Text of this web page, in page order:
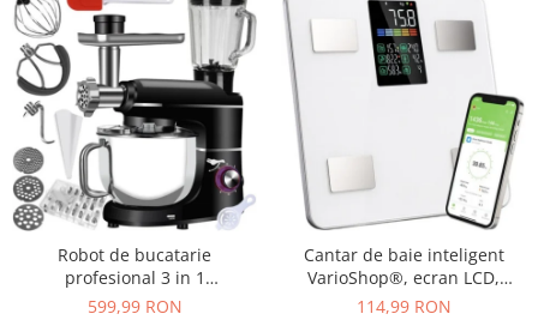
Robot de bucatarie
profesional 3 in 1
VarioShop®, 2200W, blender,
599,99 RON
Cantar de baie inteligent
VarioShop®, ecran LCD,
aplicatie Feelfit, greutate pana
114,99 RON